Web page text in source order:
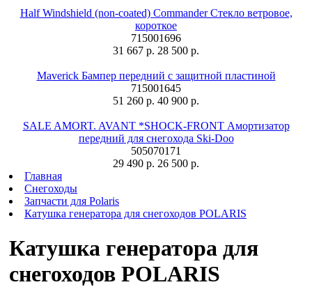
Half Windshield (non-coated) Commander Стекло ветровое,
короткое
715001696
31 667 р. 28 500 р.
Maverick Бампер передний с защитной пластиной
715001645
51 260 р. 40 900 р.
SALE AMORT. AVANT *SHOCK-FRONT Амортизатор
передний для снегохода Ski-Doo
505070171
29 490 р. 26 500 р.
Главная
Снегоходы
Запчасти для Polaris
Катушка генератора для снегоходов POLARIS
Катушка генератора для
снегоходов POLARIS